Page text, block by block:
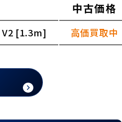
中古価格
V2 [1.3m] 高価買取中